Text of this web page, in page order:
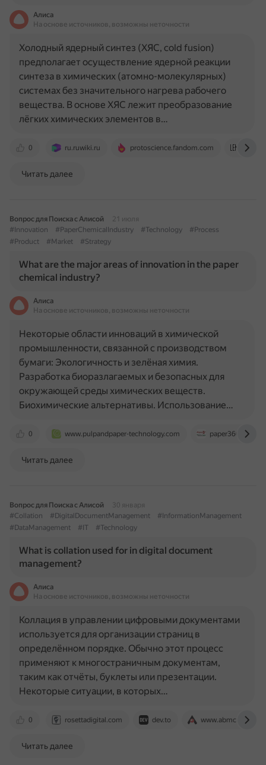
Алиса
На основе источников, возможны неточности
0 ru.ruwiki.ru protoscience.fandom.com lenr-
Холодный ядерный синтез (ХЯС, cold fusion)
предполагает осуществление ядерной реакции
синтеза в химических (атомно-молекулярных)
системах без значительного нагрева рабочего
вещества. В основе ХЯС лежит преобразование
лёгких химических элементов в…
Читать далее
Вопрос для Поиска с Алисой
21 июля
#Innovation
#PaperChemicalIndustry #Technology
#Process
#Product
#Market #Strategy
What are the major areas of innovation in the paper
chemical industry?
Алиса
На основе источников, возможны неточности
0 www.pulpandpaper-technology.com
Некоторые области инноваций в химической
промышленности, связанной с производством
бумаги: Экологичность и зелёная химия.
Разработка биоразлагаемых и безопасных для
окружающей среды химических веществ.
Биохимические альтернативы. Использование…
Читать далее
Вопрос для Поиска с Алисой
30 января
#Collation
#DigitalDocumentManagement
#InformationManagement
#DataManagement
#IT #Technology
What is collation used for in digital document
management?
Алиса
На основе источников, возможны неточности
0 rosettadigital.com dev.to www.abmcol.com
Коллация в управлении цифровыми документами
используется для организации страниц в
определённом порядке. Обычно этот процесс
применяют к многостраничным документам,
таким как отчёты, буклеты или презентации.
Некоторые ситуации, в которых…
Читать далее